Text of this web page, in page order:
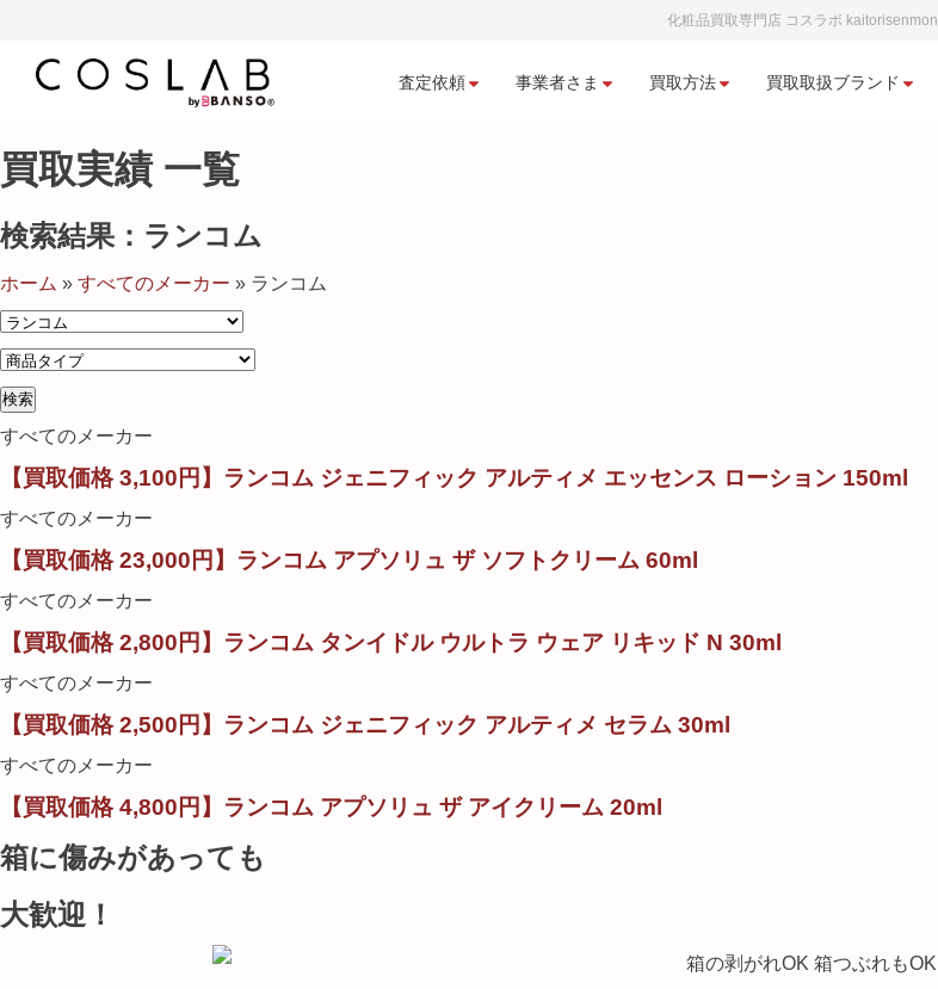
化粧品買取専門店 コスラボ kaitorisenmon
査定依頼 事業者さま 買取方法 買取取扱ブランド
買取実績 一覧
検索結果：ランコム
ホーム » すべてのメーカー » ランコム
すべてのメーカー
【買取価格 3,100円】ランコム ジェニフィック アルティメ エッセンス ローション 150ml
すべてのメーカー
【買取価格 23,000円】ランコム アプソリュ ザ ソフトクリーム 60ml
すべてのメーカー
【買取価格 2,800円】ランコム タンイドル ウルトラ ウェア リキッド N 30ml
すべてのメーカー
【買取価格 2,500円】ランコム ジェニフィック アルティメ セラム 30ml
すべてのメーカー
【買取価格 4,800円】ランコム アプソリュ ザ アイクリーム 20ml
箱に傷みがあっても
大歓迎！